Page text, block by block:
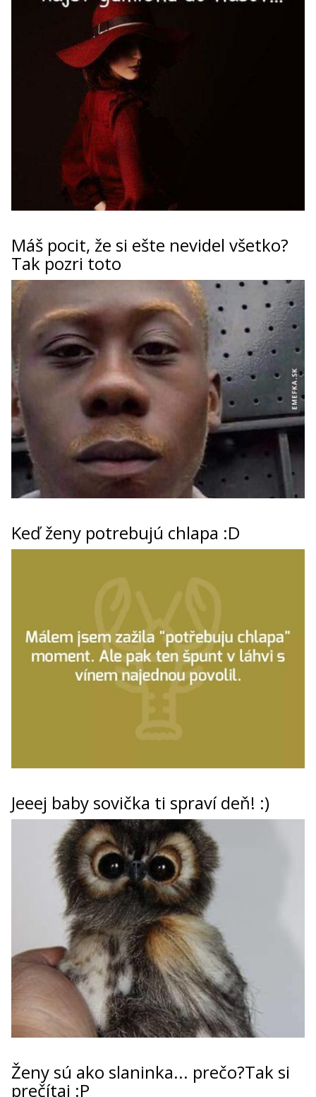
Máš pocit, že si ešte nevidel všetko?
Tak pozri toto
Keď ženy potrebujú chlapa :D
Jeeej baby sovička ti spraví deň! :)
ženy sú ako slaninka... prečo?Tak si
prečítaj :P